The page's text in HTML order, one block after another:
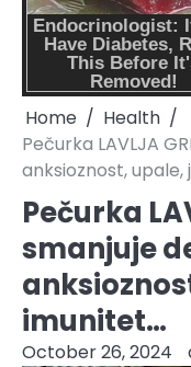
Home
Health
Pečurka LAVLJA
anksioznost,
Pečurka
smanjuje
imunitet…
October 26, 2024